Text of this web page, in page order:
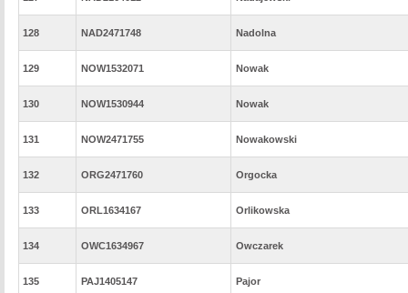
128 NAD2471748 Nadolna
129 NOW1532071 Nowak
130 NOW1530944 Nowak
131 NOW2471755 Nowakowski
132 ORG2471760 Orgocka
133 ORL1634167 Orlikowska
134 OWC1634967 Owczarek
135 PAJ1405147 Pajor